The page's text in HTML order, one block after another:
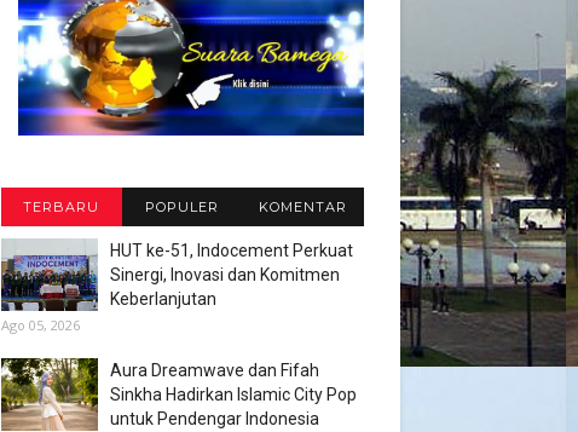
TERBARU POPULER KOMENTAR
HUT ke-51, Indocement Perkuat
Sinergi, Inovasi dan Komitmen
Keberlanjutan
Ago 05, 2026
Aura Dreamwave dan Fifah
Sinkha Hadirkan Islamic City Pop
untuk Pendengar Indonesia